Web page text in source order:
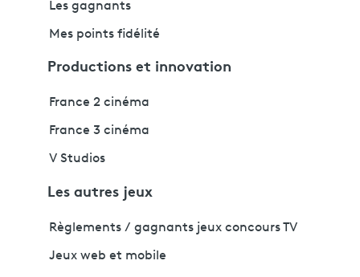
Les gagnants
Mes points fidélité
Productions et innovation
France 2 cinéma
France 3 cinéma
V Studios
Les autres jeux
Règlements / gagnants jeux concours TV
Jeux web et mobile